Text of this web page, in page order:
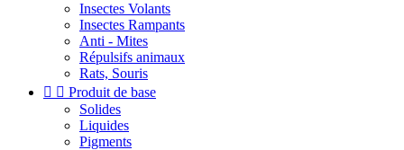
Insectes Volants
Insectes Rampants
Anti - Mites
Répulsifs animaux
Rats, Souris
  Produit de base
Solides
Liquides
Pigments